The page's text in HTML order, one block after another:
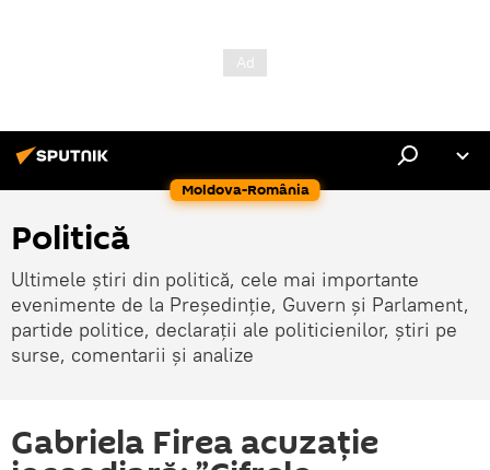
Moldova-România
Politică
Ultimele știri din politică, cele mai importante
evenimente de la Președinție, Guvern și Parlament,
partide politice, declarații ale politicienilor, știri pe
surse, comentarii și analize
Gabriela Firea acuzație